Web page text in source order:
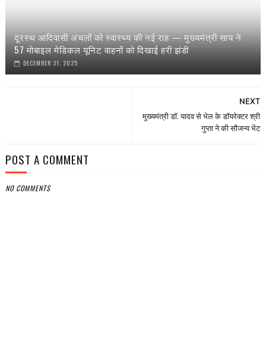
दूरस्थ आदिवासी अंचलों को स्वास्थ्य की नई राह — मुख्यमंत्री साय ने
57 मोबाइल मेडिकल यूनिट वाहनों को दिखाई हरी झंडी
DECEMBER 31, 2025
NEXT
मुख्यमंत्री डॉ. यादव से भेल के डॉयरेक्टर श्री
गुप्ता ने की सौजन्य भेंट
POST A COMMENT
NO COMMENTS